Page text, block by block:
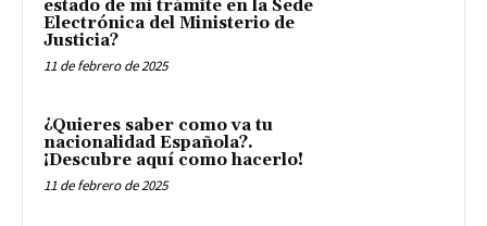
estado de mi trámite en la Sede
Electrónica del Ministerio de
Justicia?
11 de febrero de 2025
¿Quieres saber como va tu
nacionalidad Española?.
¡Descubre aquí como hacerlo!
11 de febrero de 2025